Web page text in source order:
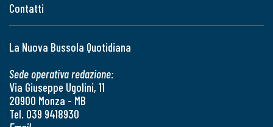
Contatti
La Nuova Bussola Quotidiana
Sede operativa redazione:
Via Giuseppe Ugolini, 11
20900 Monza - MB
Tel. 039 9418930